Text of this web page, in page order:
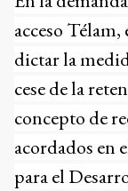
acceso
dictar la
cese de la
concepto de
acordados en
para el